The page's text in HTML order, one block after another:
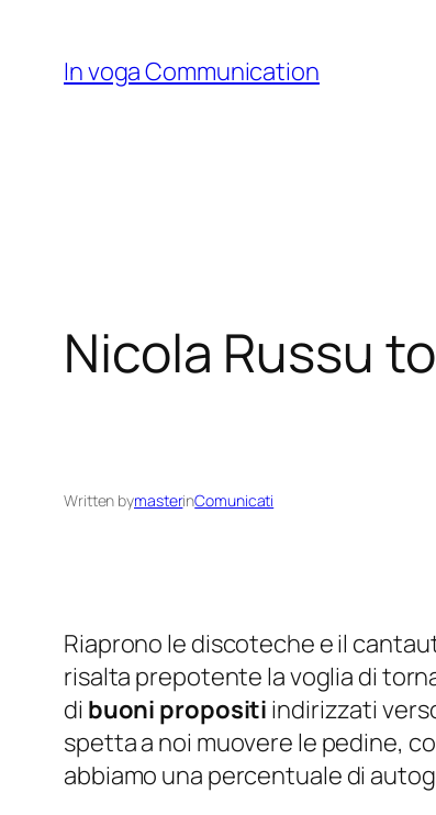
content
In voga Communication
Nicola Russu
Written bymasterinComunicati
Riaprono le discoteche e il
risalta prepotente la voglia di
di buoni propositi indirizzati
spetta a noi muovere le pedine,
abbiamo una percentuale di